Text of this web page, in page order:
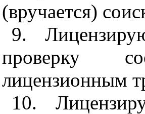
(вручается)
9.
проверку
лицензионным
10.